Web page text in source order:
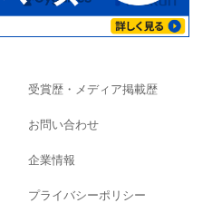
受賞歴・メディア掲載歴
お問い合わせ
企業情報
プライバシーポリシー